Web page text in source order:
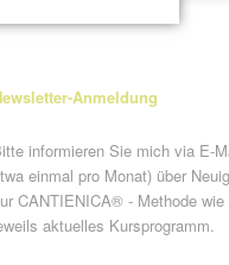
Anmeldung
informieren Sie mich via E-
einmal pro Monat) über
CANTIENICA® - Methode
aktuelles Kursprogramm.